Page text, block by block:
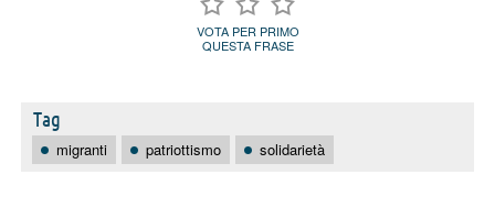
VOTA PER PRIMO
QUESTA FRASE
Tag
migranti patriottismo solidarietà